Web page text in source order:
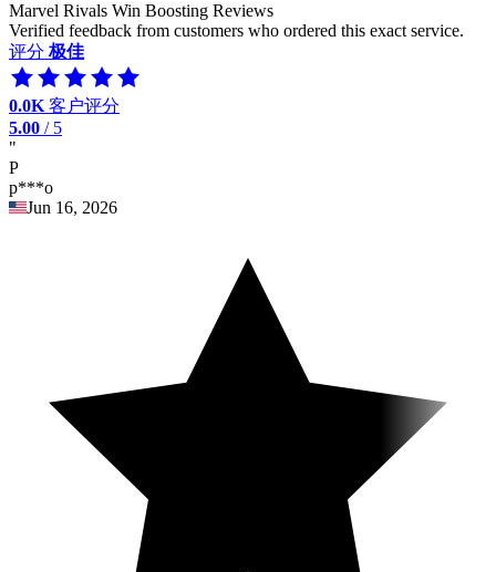
Marvel Rivals Win Boosting Reviews
Verified feedback from customers who ordered this exact service.
评分 极佳
0.0K 客户评分
5.00 / 5
"
P
p***o
Jun 16, 2026